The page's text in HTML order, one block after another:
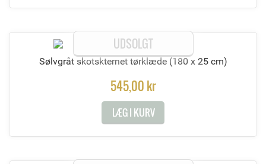
UDSOLGT
Sølvgråt skotskternet tørklæde (180 x 25 cm)
545,00 kr
LÆG I KURV